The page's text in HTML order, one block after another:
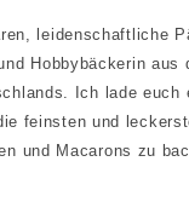
leidenschaftliche
Hobbybäckerin aus
Ich lade euch
feinsten und
und Macarons zu